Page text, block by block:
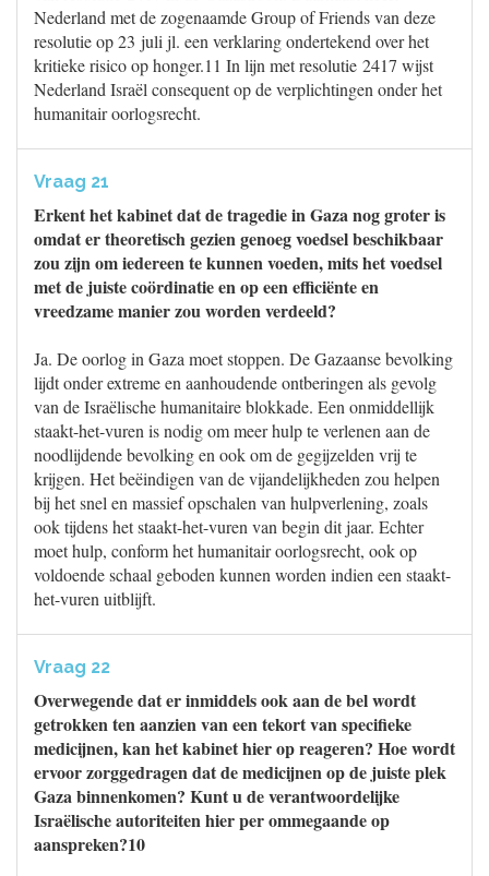
Nederland met de zogenaamde Group of Friends van deze
resolutie op 23 juli jl. een verklaring ondertekend over het
kritieke risico op honger.11 In lijn met resolutie 2417 wijst
Nederland Israël consequent op de verplichtingen onder het
humanitair oorlogsrecht.
Vraag 21
Erkent het kabinet dat de tragedie in Gaza nog groter is
omdat er theoretisch gezien genoeg voedsel beschikbaar
zou zijn om iedereen te kunnen voeden, mits het voedsel
met de juiste coördinatie en op een efficiënte en
vreedzame manier zou worden verdeeld?
Ja. De oorlog in Gaza moet stoppen. De Gazaanse bevolking
lijdt onder extreme en aanhoudende ontberingen als gevolg
van de Israëlische humanitaire blokkade. Een onmiddellijk
staakt-het-vuren is nodig om meer hulp te verlenen aan de
noodlijdende bevolking en ook om de gegijzelden vrij te
krijgen. Het beëindigen van de vijandelijkheden zou helpen
bij het snel en massief opschalen van hulpverlening, zoals
ook tijdens het staakt-het-vuren van begin dit jaar. Echter
moet hulp, conform het humanitair oorlogsrecht, ook op
voldoende schaal geboden kunnen worden indien een staakt-
het-vuren uitblijft.
Vraag 22
Overwegende dat er inmiddels ook aan de bel wordt
getrokken ten aanzien van een tekort van specifieke
medicijnen, kan het kabinet hier op reageren? Hoe wordt
ervoor zorggedragen dat de medicijnen op de juiste plek
Gaza binnenkomen? Kunt u de verantwoordelijke
Israëlische autoriteiten hier per ommegaande op
aanspreken?10